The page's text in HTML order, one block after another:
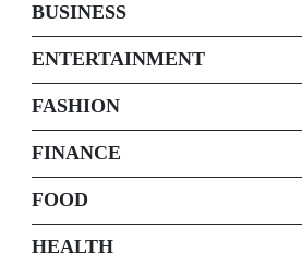
BUSINESS
ENTERTAINMENT
FASHION
FINANCE
FOOD
HEALTH